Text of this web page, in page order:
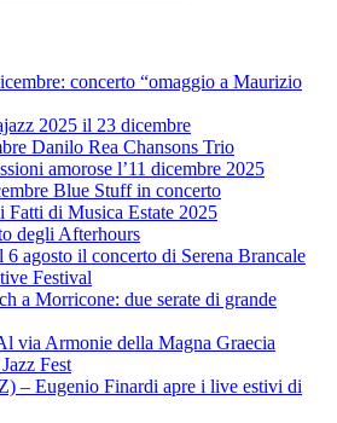
concerto “omaggio a Maurizio
2025 il 23 dicembre
Danilo Rea Chansons Trio
amorose l’11 dicembre 2025
Blue Stuff in concerto
Fatti di Musica Estate 2025
degli Afterhours
agosto il concerto di Serena Brancale
Festival
a Morricone: due serate di grande
via Armonie della Magna Graecia
Fest
– Eugenio Finardi apre i live estivi di